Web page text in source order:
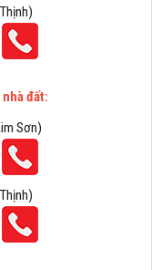
đất:
Sơn)